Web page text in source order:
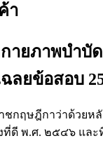
า
ายภาพบำบั
ลยข้อสอบ
ชกฤษฎีกาว่าด้วยห
ที่ดี พ.ศ. ๒๕๔๖ และ